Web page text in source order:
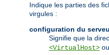
Indique les parties des
virgules :
configuration du
Signifie que la
<VirtualHost> ou